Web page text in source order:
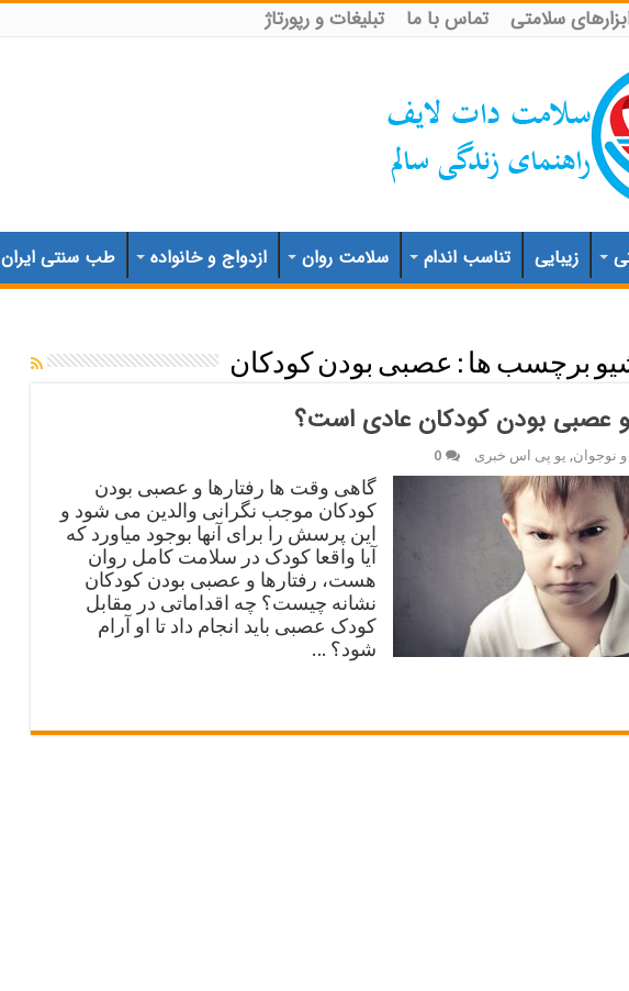
سلامتی تماس با ما تبلیغات و رپورتاژ
زیبایی تناسب اندام سلامت روان ازدواج و خانواده طب سنتی ایران
برچسب ها : عصبی بودن کودکان
و عصبی بودن کودکان عادی است؟
نوجوان, یو پی اس خبری 0
گاهی وقت ها رفتارها و عصبی بودن
کودکان موجب نگرانی والدین می شود و
این پرسش را برای آنها بوجود میاورد که
آیا واقعا کودک در سلامت کامل روان
هست، رفتارها و عصبی بودن کودکان
نشانه چیست؟ چه اقداماتی در مقابل
کودک عصبی باید انجام داد تا او آرام
شود؟ …